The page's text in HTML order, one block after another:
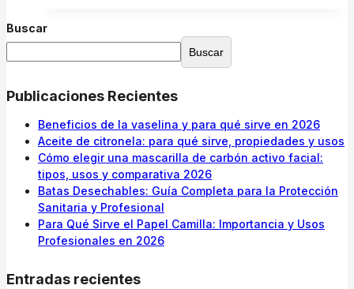
Buscar
Buscar
Publicaciones Recientes
Beneficios de la vaselina y para qué sirve en 2026
Aceite de citronela: para qué sirve, propiedades y usos
Cómo elegir una mascarilla de carbón activo facial:
tipos, usos y comparativa 2026
Batas Desechables: Guía Completa para la Protección
Sanitaria y Profesional
Para Qué Sirve el Papel Camilla: Importancia y Usos
Profesionales en 2026
Entradas recientes